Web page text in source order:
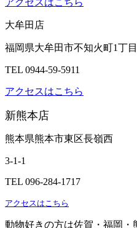
大牟田店
福岡県大牟田市不知火町1丁
TEL 0944-59-5911
アクセスはこちら
新熊本店
熊本県熊本市東区長嶺西
3-1-1
TEL 096-284-1717
アクセスはこちら
動物好きの方は佐賀・福岡